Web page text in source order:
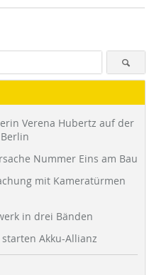
Verena Hubertz auf der
Nummer Eins am Bau
mit Kameratürmen
in drei Bänden
Akku-Allianz